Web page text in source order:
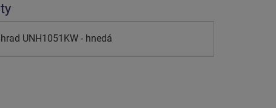
UNH1051KW - hnedá